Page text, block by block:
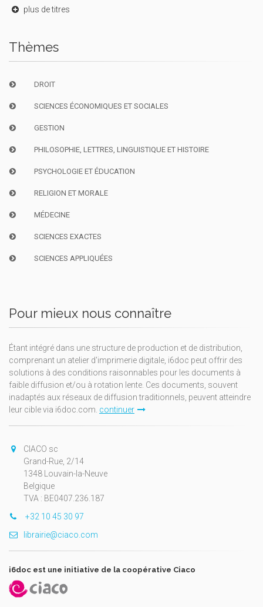
plus de titres
Thèmes
DROIT
SCIENCES ÉCONOMIQUES ET SOCIALES
GESTION
PHILOSOPHIE, LETTRES, LINGUISTIQUE ET HISTOIRE
PSYCHOLOGIE ET ÉDUCATION
RELIGION ET MORALE
MÉDECINE
SCIENCES EXACTES
SCIENCES APPLIQUÉES
Pour mieux nous connaître
Étant intégré dans une structure de production et de distribution,
comprenant un atelier d'imprimerie digitale, i6doc peut offrir des
solutions à des conditions raisonnables pour les documents à
faible diffusion et/ou à rotation lente. Ces documents, souvent
inadaptés aux réseaux de diffusion traditionnels, peuvent atteindre
leur cible via i6doc.com. continuer
CIACO sc
Grand-Rue, 2/14
1348 Louvain-la-Neuve
Belgique
TVA : BE0407.236.187
+32 10 45 30 97
librairie@ciaco.com
i6doc est une initiative de la coopérative Ciaco